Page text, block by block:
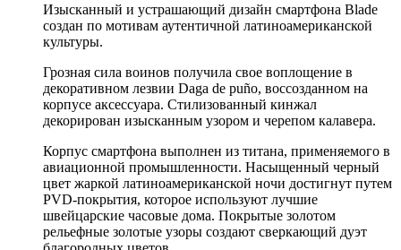
Изысканный и устрашающий дизайн смартфона Blade
создан по мотивам аутентичной латиноамериканской
культуры.
Грозная сила воинов получила свое воплощение в
декоративном лезвии Daga de puño, воссозданном на
корпусе аксессуара. Стилизованный кинжал
декорирован изысканным узором и черепом калавера.
Корпус смартфона выполнен из титана, применяемого в
авиационной промышленности. Насыщенный черный
цвет жаркой латиноамериканской ночи достигнут путем
PVD-покрытия, которое используют лучшие
швейцарские часовые дома. Покрытые золотом
рельефные золотые узоры создают сверкающий дуэт